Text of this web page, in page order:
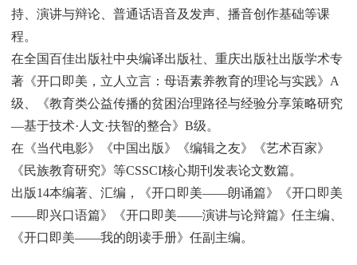
持、演讲与辩论、普通话语音及发声、播音创作基础等课
程。
在全国百佳出版社中央编译出版社、重庆出版社出版学术专
著《开口即美，立人立言：母语素养教育的理论与实践》A
级、《教育类公益传播的贫困治理路径与经验分享策略研究
—基于技术·人文·扶智的整合》B级。
在《当代电影》《中国出版》《编辑之友》《艺术百家》
《民族教育研究》等CSSCI核心期刊发表论文数篇。
出版14本编著、汇编，《开口即美——朗诵篇》《开口即美
——即兴口语篇》《开口即美——演讲与论辩篇》任主编、
《开口即美——我的朗读手册》任副主编。